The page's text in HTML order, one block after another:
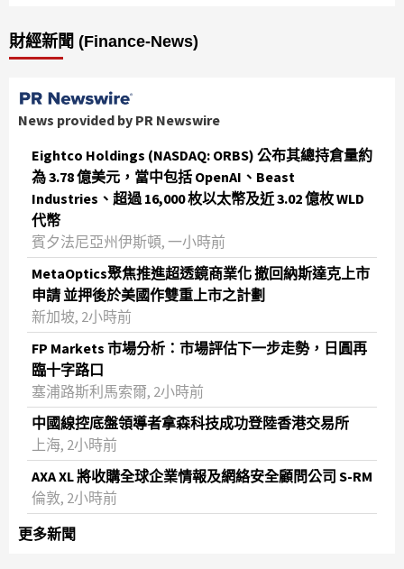
財經新聞 (Finance-News)
News provided by PR Newswire
Eightco Holdings (NASDAQ: ORBS) 公布其總持倉量約
為 3.78 億美元，當中包括 OpenAI、Beast
Industries、超過 16,000 枚以太幣及近 3.02 億枚 WLD
代幣
賓夕法尼亞州伊斯頓, 一小時前
MetaOptics聚焦推進超透鏡商業化 撤回納斯達克上市
申請 並押後於美國作雙重上市之計劃
新加坡, 2小時前
FP Markets 市場分析：市場評估下一步走勢，日圓再
臨十字路口
塞浦路斯利馬索爾, 2小時前
中國線控底盤領導者拿森科技成功登陸香港交易所
上海, 2小時前
AXA XL 將收購全球企業情報及網絡安全顧問公司 S-RM
倫敦, 2小時前
更多新聞